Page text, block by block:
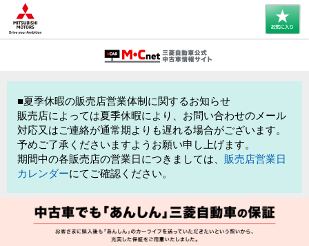
■夏季休暇の販売店営業体制に関するお知らせ
販売店によっては夏季休暇により、お問い合わせのメール
対応又はご連絡が通常期よりも遅れる場合がございます。
予めご了承くださいますようお願い申し上げます。
期間中の各販売店の営業日につきましては、 販売店営業日
カレンダーにてご確認ください。